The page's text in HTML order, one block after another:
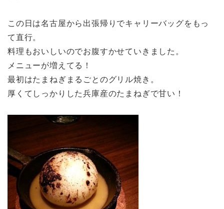
この日は名古屋から出張帰りでキャリーバッグをもっ
て直行。
料理もおいしいのでお腹すかせていきました。
メニューが増えてる！
最初はたまねぎまるごとのグリル焼き。
厚くてしっかりした兵庫産のたまねぎで甘い！